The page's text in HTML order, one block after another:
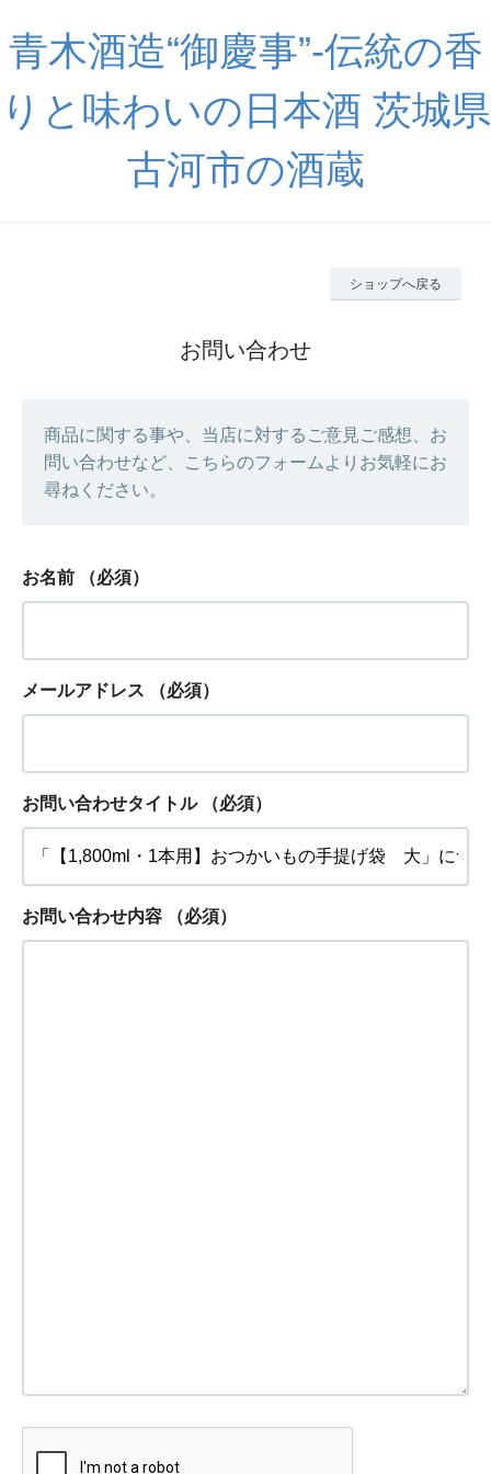
青木酒造“御慶事”-伝統の香
りと味わいの日本酒 茨城県
古河市の酒蔵
ショップへ戻る
お問い合わせ
商品に関する事や、当店に対するご意見ご感想、お
問い合わせなど、こちらのフォームよりお気軽にお
尋ねください。
お名前 （必須）
メールアドレス （必須）
お問い合わせタイトル （必須）
お問い合わせ内容 （必須）